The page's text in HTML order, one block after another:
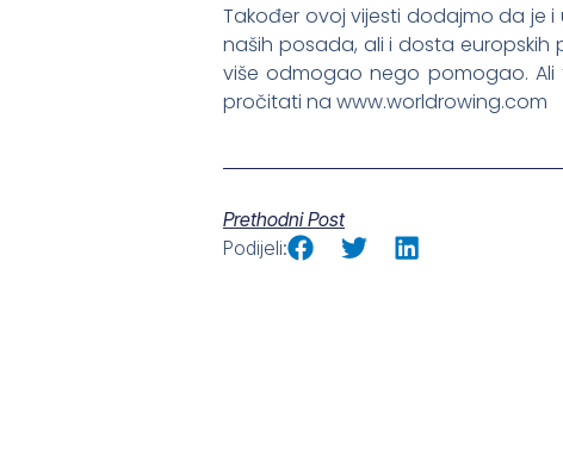
Također ovoj vijesti dodajmo da je
naših posada, ali i dosta europskih
više odmogao nego pomogao. Ali
pročitati na www.worldrowing.com
Prethodni Post
Podijeli: